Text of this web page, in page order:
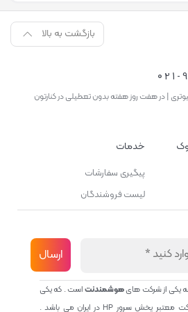
بازگشت به بالا
021-
| در هفت روز هفته بدون تعطیلی در کنارتون
خدمات
پیگیری سفارشات
لیست فروشندگان
یکی از شرکت هایهوشمندنتاست . که یکی
شناخته ترین و یکی از شرکت معتبر پخش سرور HP در ایران می باشد .